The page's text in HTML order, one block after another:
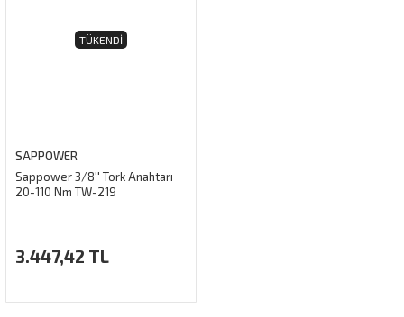
TÜKENDI
SAPPOWER
Sappower 3/8'' Tork Anahtarı
20-110 Nm TW-219
3.447,42 TL